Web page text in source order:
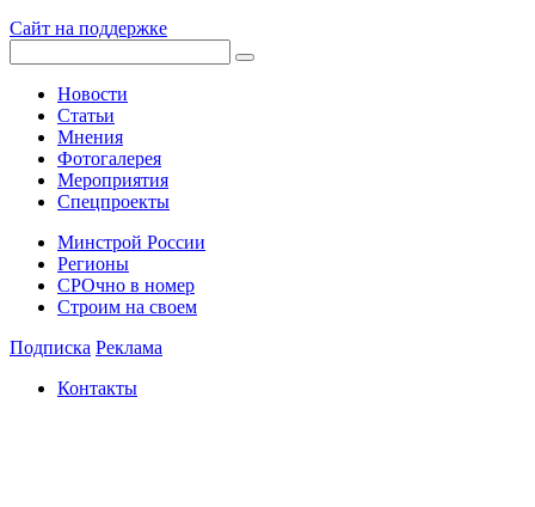
Сайт на поддержке
Новости
Статьи
Мнения
Фотогалерея
Мероприятия
Спецпроекты
Минстрой России
Регионы
СРОчно в номер
Строим на своем
Подписка Реклама
Контакты